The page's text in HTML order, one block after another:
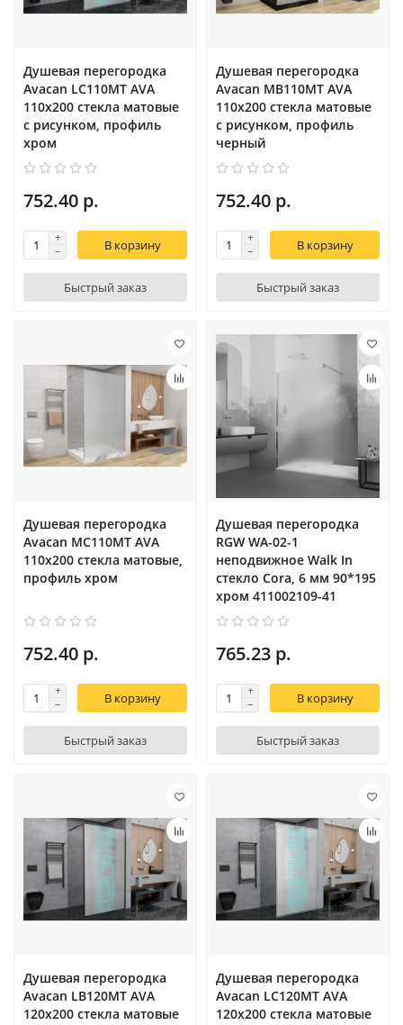
Душевая перегородка
Avacan LC110MT AVA
110x200 стекла матовые
с рисунком, профиль
хром
752.40 р.
В корзину
Быстрый заказ
Душевая перегородка
Avacan MB110MT AVA
110x200 стекла матовые
с рисунком, профиль
черный
752.40 р.
В корзину
Быстрый заказ
Душевая перегородка
Avacan MC110MT AVA
110x200 стекла матовые,
профиль хром
752.40 р.
В корзину
Быстрый заказ
Душевая перегородка
RGW WA-02-1
неподвижное Walk In
cтекло Cora, 6 мм 90*195
xром 411002109-41
765.23 р.
В корзину
Быстрый заказ
Душевая перегородка
Avacan LB120MT AVA
120x200 стекла матовые
Душевая перегородка
Avacan LC120MT AVA
120x200 стекла матовые